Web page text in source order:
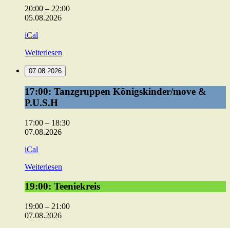
Fussball
20:00 – 22:00
05.08.2026
iCal
Weiterlesen
07.08.2026
17:00:
Tanzgruppen
Königskinder/move
P.U.S.H
17:00: Tanzgruppen Königskinder/move &
P.U.S.H
17:00 – 18:30
07.08.2026
iCal
Weiterlesen
19:00:
Teeniekreis
19:00: Teeniekreis
19:00 – 21:00
07.08.2026